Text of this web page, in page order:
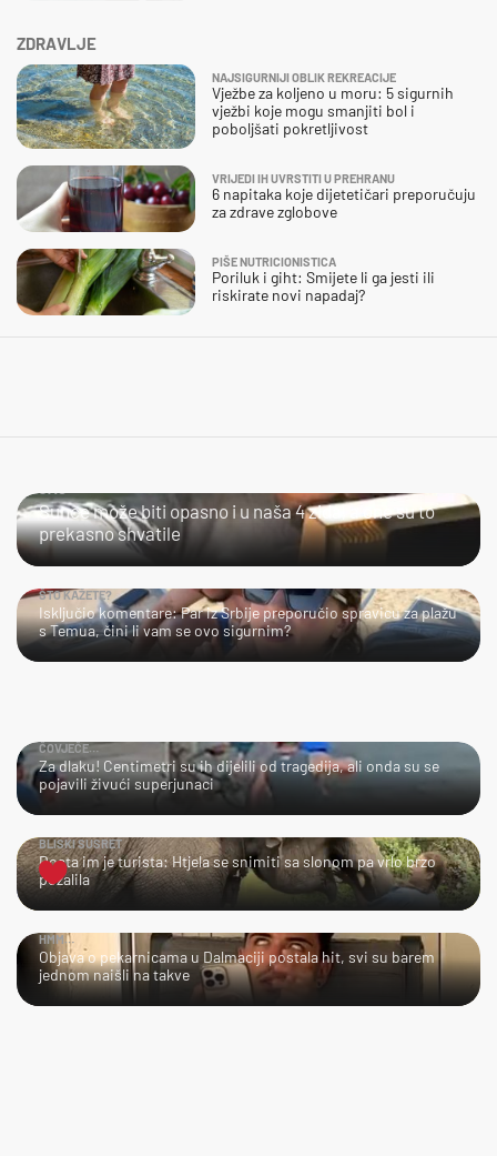
ZDRAVLJE
NAJSIGURNIJI OBLIK REKREACIJE
Vježbe za koljeno u moru: 5 sigurnih
vježbi koje mogu smanjiti bol i
poboljšati pokretljivost
VRIJEDI IH UVRSTITI U PREHRANU
6 napitaka koje dijetetičari preporučuju
za zdrave zglobove
PIŠE NUTRICIONISTICA
Poriluk i giht: Smijete li ga jesti ili
riskirate novi napadaj?
Sunce može biti opasno i u naša 4 zida, a one su to
prekasno shvatile
ŠTO KAŽETE?
Isključio komentare: Par iz Srbije preporučio spravicu za plažu
s Temua, čini li vam se ovo sigurnim?
ČOVJEČE…
Za dlaku! Centimetri su ih dijelili od tragedija, ali onda su se
pojavili živući superjunaci
BLISKI SUSRET
Dosta im je turista: Htjela se snimiti sa slonom pa vrlo brzo
požalila
HMM…
Objava o pekarnicama u Dalmaciji postala hit, svi su barem
jednom naišli na takve